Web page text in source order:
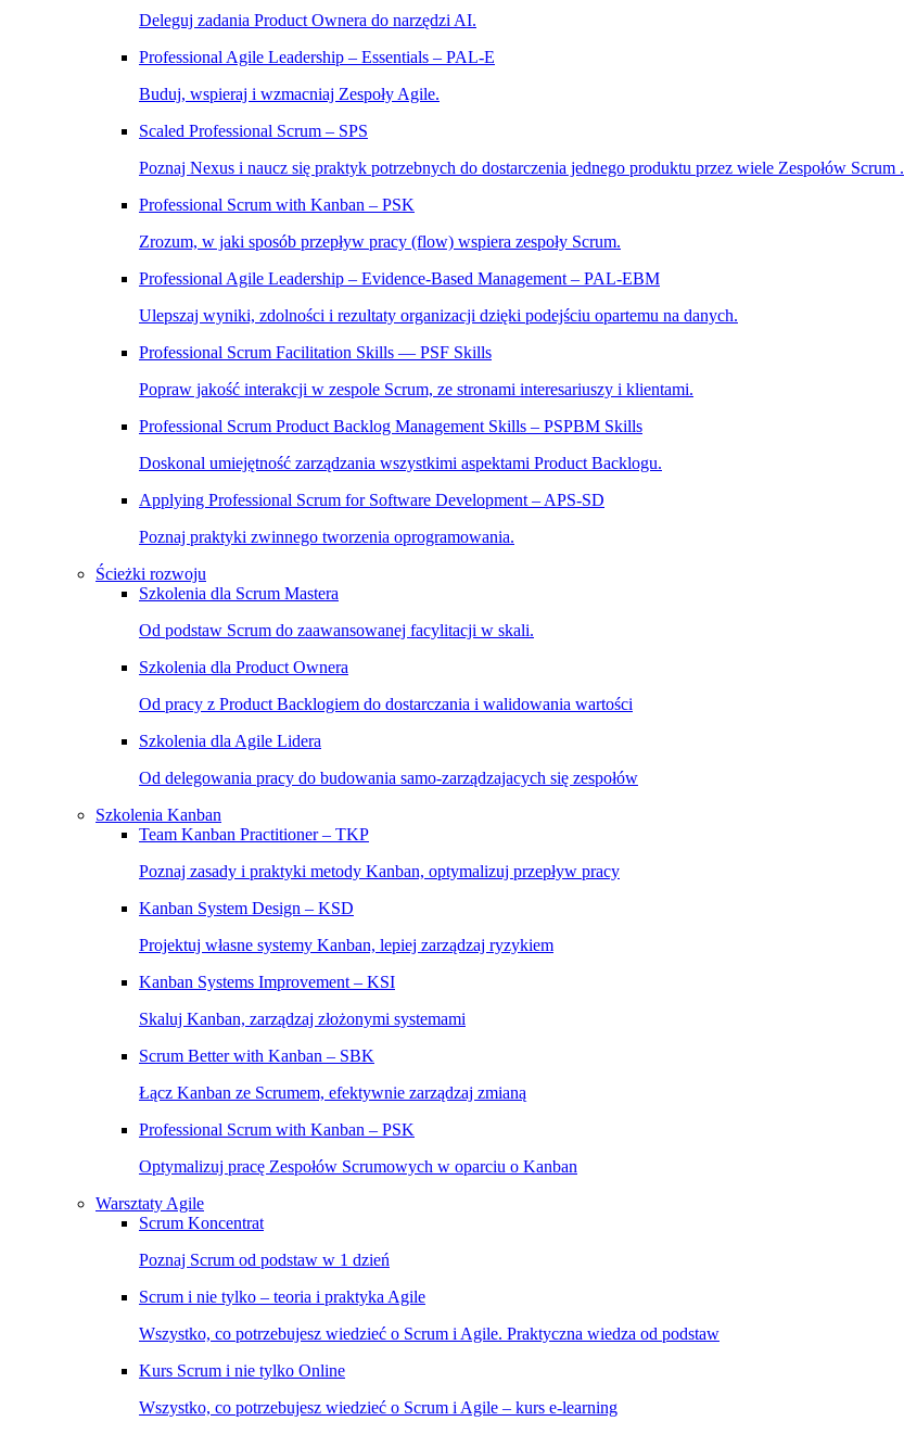
Deleguj zadania Product Ownera do narzędzi AI.
Professional Agile Leadership – Essentials – PAL‑E
Buduj, wspieraj i wzmacniaj Zespoły Agile.
Scaled Professional Scrum – SPS
Poznaj Nexus i naucz się praktyk potrzebnych do dostarczenia jednego produktu przez wiele Zespołów Scrum .
Professional Scrum with Kanban – PSK
Zrozum, w jaki sposób przepływ pracy (flow) wspiera zespoły Scrum.
Professional Agile Leadership – Evidence-Based Management – PAL-EBM
Ulepszaj wyniki, zdolności i rezultaty organizacji dzięki podejściu opartemu na danych.
Professional Scrum Facilitation Skills — PSF Skills
Popraw jakość interakcji w zespole Scrum, ze stronami interesariuszy i klientami.
Professional Scrum Product Backlog Management Skills – PSPBM Skills
Doskonal umiejętność zarządzania wszystkimi aspektami Product Backlogu.
Applying Professional Scrum for Software Development – APS-SD
Poznaj praktyki zwinnego tworzenia oprogramowania.
Ścieżki rozwoju
Szkolenia dla Scrum Mastera
Od podstaw Scrum do zaawansowanej facylitacji w skali.
Szkolenia dla Product Ownera
Od pracy z Product Backlogiem do dostarczania i walidowania wartości
Szkolenia dla Agile Lidera
Od delegowania pracy do budowania samo-zarządzajacych się zespołów
Szkolenia Kanban
Team Kanban Practitioner – TKP
Poznaj zasady i praktyki metody Kanban, optymalizuj przepływ pracy
Kanban System Design – KSD
Projektuj własne systemy Kanban, lepiej zarządzaj ryzykiem
Kanban Systems Improvement – KSI
Skaluj Kanban, zarządzaj złożonymi systemami
Scrum Better with Kanban – SBK
Łącz Kanban ze Scrumem, efektywnie zarządzaj zmianą
Professional Scrum with Kanban – PSK
Optymalizuj pracę Zespołów Scrumowych w oparciu o Kanban
Warsztaty Agile
Scrum Koncentrat
Poznaj Scrum od podstaw w 1 dzień
Scrum i nie tylko – teoria i praktyka Agile
Wszystko, co potrzebujesz wiedzieć o Scrum i Agile. Praktyczna wiedza od podstaw
Kurs Scrum i nie tylko Online
Wszystko, co potrzebujesz wiedzieć o Scrum i Agile – kurs e-learning